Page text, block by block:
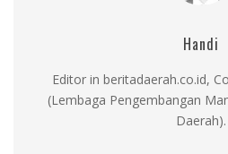
Handi
Editor in beritadaerah.co.id,
(Lembaga Pengembangan
Daerah).